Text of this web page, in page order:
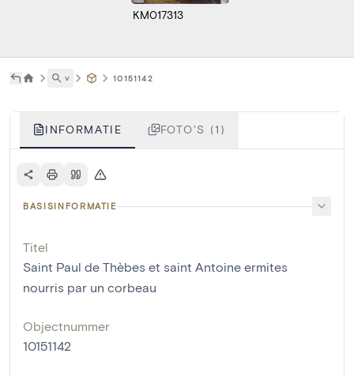
KM017313
˅ 10151142
INFORMATIE FOTO'S (1)
BASISINFORMATIE
Titel
Saint Paul de Thèbes et saint Antoine ermites
nourris par un corbeau
Objectnummer
10151142